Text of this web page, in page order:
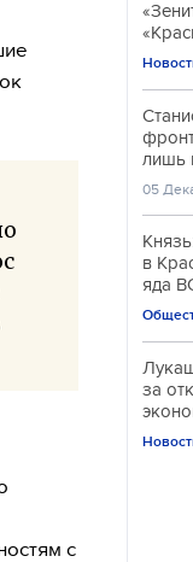
с
лишь
05
в
яда
за